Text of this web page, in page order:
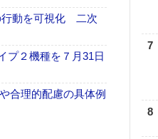
行動を可視化 二次
２機種を７月31日
合理的配慮の具体例